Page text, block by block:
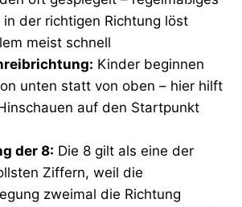
in der richtigen Richtung löst
meist schnell
Kinder beginnen
unten statt von oben – hier hilft
auf den Startpunkt
der 8: Die 8 gilt als eine der
Ziffern, weil die
zweimal die Richtung